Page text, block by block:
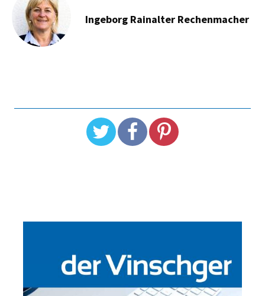
Ingeborg Rainalter Rechenmacher